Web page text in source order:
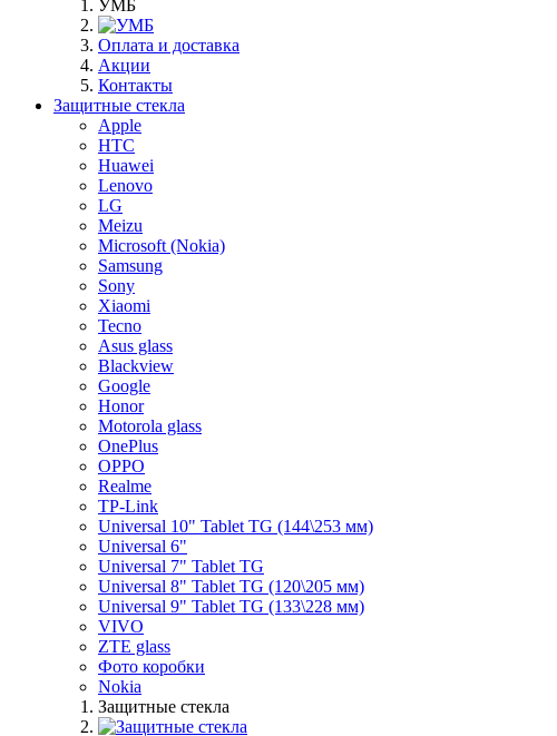
УМБ
Оплата и доставка
Акции
Контакты
Защитные стекла
Apple
HTC
Huawei
Lenovo
LG
Meizu
Microsoft (Nokia)
Samsung
Sony
Xiaomi
Tecno
Asus glass
Blackview
Google
Honor
Motorola glass
OnePlus
OPPO
Realme
TP-Link
Universal 10" Tablet TG (144\253 мм)
Universal 6"
Universal 7" Tablet TG
Universal 8" Tablet TG (120\205 мм)
Universal 9" Tablet TG (133\228 мм)
VIVO
ZTE glass
Фото коробки
Nokia
Защитные стекла